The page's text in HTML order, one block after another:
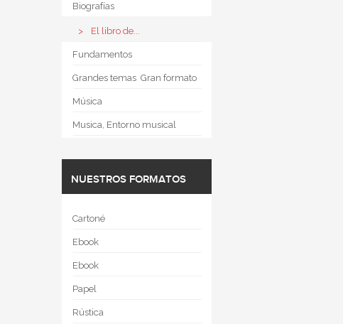
Biografías
El libro de...
Fundamentos
Grandes temas  Gran formato
Música
Musica, Entorno musical
NUESTROS FORMATOS
Cartoné
Ebook
Ebook
Papel
Rústica